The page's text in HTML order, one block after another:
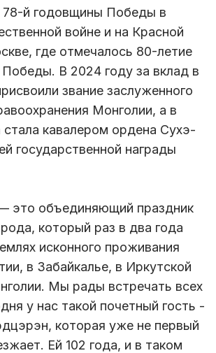
78-й годовщины Победы в
войне и на Красной
где отмечалось 80-летие
Победы. В 2024 году за вклад в
звание заслуженного
Монголии, а в
стала кавалером ордена Сухэ-
государственной награды
это объединяющий праздник
который раз в два года
исконного проживания
в Забайкалье, в Иркутской
Мы рады встречать всех
у нас такой почетный гость -
которая уже не первый
Ей 102 года, и в таком